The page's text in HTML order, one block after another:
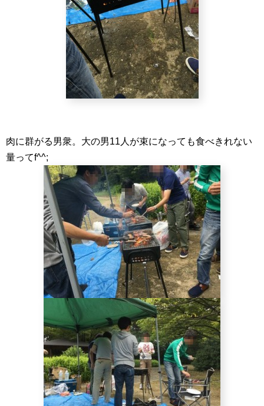
肉に群がる男衆。大の男11人が束になっても食べきれない
量ってf^^;